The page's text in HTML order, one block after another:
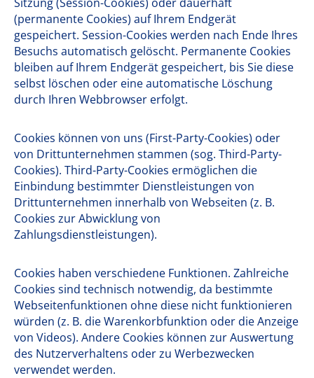
(permanente Cookies) auf Ihrem Endgerät
gespeichert. Session-Cookies werden nach Ende Ihres
Besuchs automatisch gelöscht. Permanente Cookies
bleiben auf Ihrem Endgerät gespeichert, bis Sie diese
selbst löschen oder eine automatische Löschung
durch Ihren Webbrowser erfolgt.
Cookies können von uns (First-Party-Cookies) oder
von Drittunternehmen stammen (sog. Third-Party-
Cookies). Third-Party-Cookies ermöglichen die
Einbindung bestimmter Dienstleistungen von
Drittunternehmen innerhalb von Webseiten (z. B.
Cookies zur Abwicklung von
Zahlungsdienstleistungen).
Cookies haben verschiedene Funktionen. Zahlreiche
Cookies sind technisch notwendig, da bestimmte
Webseitenfunktionen ohne diese nicht funktionieren
würden (z. B. die Warenkorbfunktion oder die Anzeige
von Videos). Andere Cookies können zur Auswertung
des Nutzerverhaltens oder zu Werbezwecken
verwendet werden.